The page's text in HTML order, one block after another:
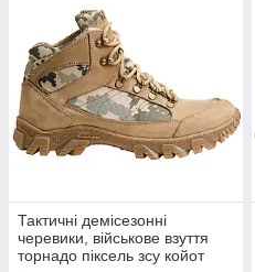
Тактичні демісезонні
черевики, військове взуття
торнадо піксель зсу койот